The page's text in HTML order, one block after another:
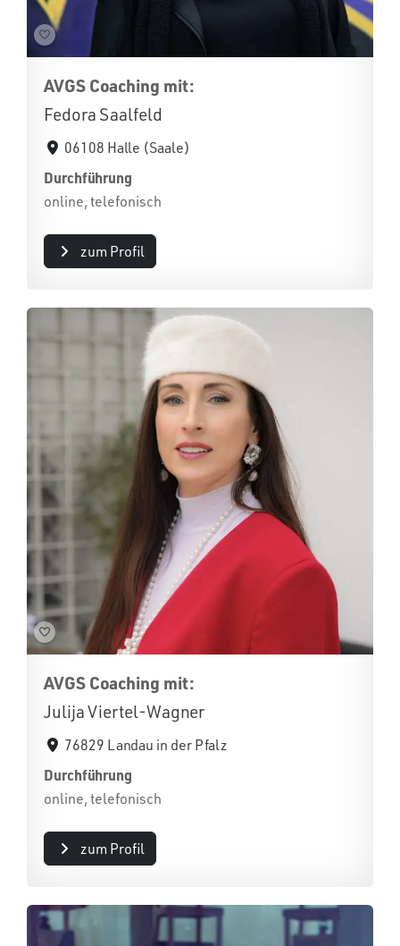
AVGS Coaching mit:
Fedora Saalfeld
06108 Halle (Saale)
Durchführung
online, telefonisch
zum Profil
AVGS Coaching mit:
Julija Viertel-Wagner
76829 Landau in der Pfalz
Durchführung
online, telefonisch
zum Profil